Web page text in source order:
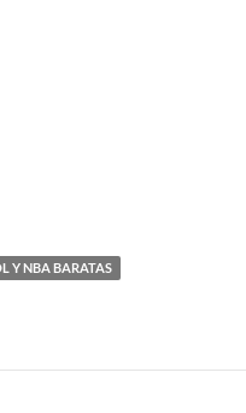
Y NBA BARATAS